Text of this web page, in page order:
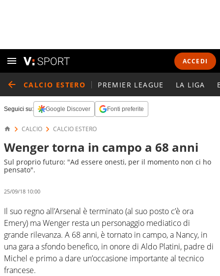
ACCEDI
CALCIO ESTERO PREMIER LEAGUE LA LIGA
Seguici su: Google Discover Fonti preferite
CALCIO CALCIO ESTERO
Wenger torna in campo a 68 anni
Sul proprio futuro: "Ad essere onesti, per il momento non ci ho
pensato".
25/09/18 10:00
Il suo regno all’Arsenal è terminato (al suo posto c’è ora
Emery) ma Wenger resta un personaggio mediatico di
grande rilevanza. A 68 anni, è tornato in campo, a Nancy, in
una gara a sfondo benefico, in onore di Aldo Platini, padre di
Michel e primo a dare un’occasione importante al tecnico
francese.